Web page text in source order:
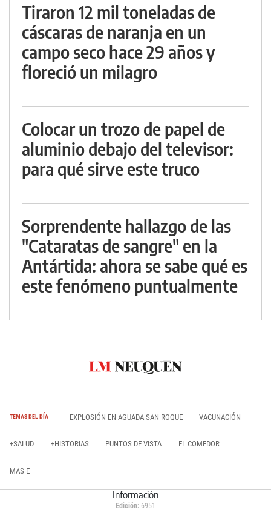
Tiraron 12 mil toneladas de
cáscaras de naranja en un
campo seco hace 29 años y
floreció un milagro
Colocar un trozo de papel de
aluminio debajo del televisor:
para qué sirve este truco
Sorprendente hallazgo de las
"Cataratas de sangre" en la
Antártida: ahora se sabe qué es
este fenómeno puntualmente
TEMAS DEL DÍA EXPLOSIÓN EN AGUADA SAN ROQUE VACUNACIÓN
+SALUD +HISTORIAS PUNTOS DE VISTA EL COMEDOR
MAS E
Información
Edición: 6951